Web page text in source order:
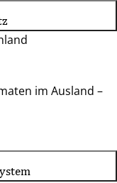
im Ausland –